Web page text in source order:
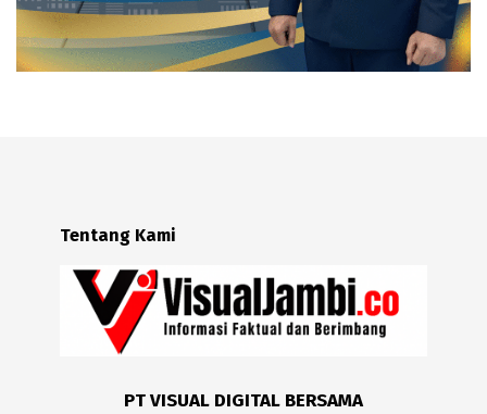
Tentang Kami
PT VISUAL DIGITAL BERSAMA